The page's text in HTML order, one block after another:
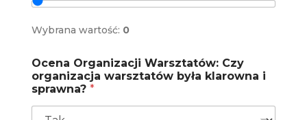
Wybrana wartość: 0
Ocena Organizacji Warsztatów: Czy
organizacja warsztatów była klarowna i
sprawna? *